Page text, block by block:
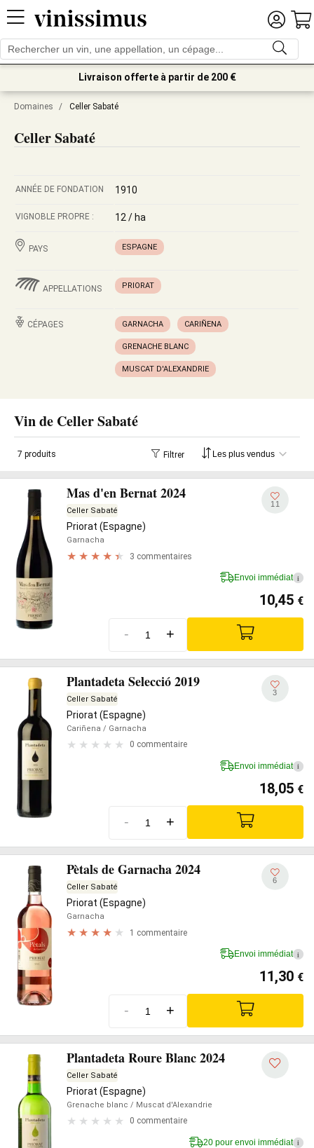
Livraison offerte à partir de 200 €
Domaines / Celler Sabaté
Celler Sabaté
ANNÉE DE FONDATION 1910
VIGNOBLE PROPRE : 12 / ha
PAYS ESPAGNE
APPELLATIONS PRIORAT
CÉPAGES GARNACHA CARIÑENA
GRENACHE BLANC
MUSCAT D'ALEXANDRIE
Vin de Celler Sabaté
7 produits Filtrer
Mas d'en Bernat 2024
Celler Sabaté
Priorat (Espagne)
Garnacha
3 commentaires
11
Envoi immédiat i
10,45 €
- +
Plantadeta Selecció 2019
Celler Sabaté
Priorat (Espagne)
Cariñena / Garnacha
0 commentaire
3
Envoi immédiat i
18,05 €
- +
Pètals de Garnacha 2024
Celler Sabaté
Priorat (Espagne)
Garnacha
1 commentaire
6
Envoi immédiat i
11,30 €
- +
Plantadeta Roure Blanc 2024
Celler Sabaté
Priorat (Espagne)
Grenache blanc / Muscat d'Alexandrie
0 commentaire
20 pour envoi immédiat i